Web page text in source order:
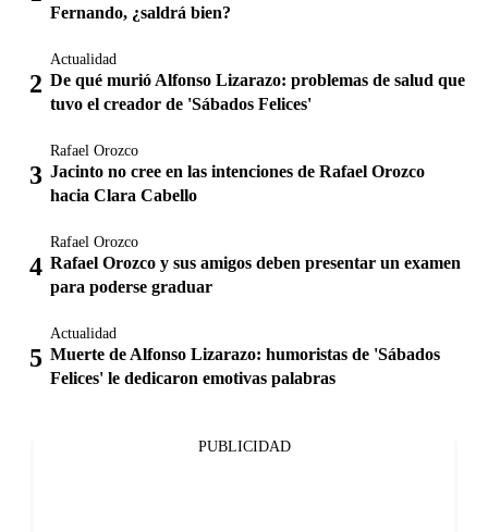
Fernando, ¿saldrá bien?
Actualidad
De qué murió Alfonso Lizarazo: problemas de salud que
tuvo el creador de 'Sábados Felices'
Rafael Orozco
Jacinto no cree en las intenciones de Rafael Orozco
hacia Clara Cabello
Rafael Orozco
Rafael Orozco y sus amigos deben presentar un examen
para poderse graduar
Actualidad
Muerte de Alfonso Lizarazo: humoristas de 'Sábados
Felices' le dedicaron emotivas palabras
PUBLICIDAD